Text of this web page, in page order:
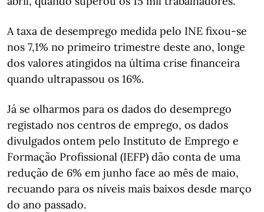
A taxa de desemprego medida pelo INE fixou-se
nos 7,1% no primeiro trimestre deste ano, longe
dos valores atingidos na última crise financeira
quando ultrapassou os 16%.
Já se olharmos para os dados do desemprego
registado nos centros de emprego, os dados
divulgados ontem pelo Instituto de Emprego e
Formação Profissional (IEFP) dão conta de uma
redução de 6% em junho face ao mês de maio,
recuando para os níveis mais baixos desde março
do ano passado.